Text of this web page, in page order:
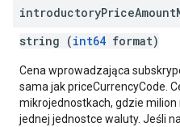
introductoryPriceAmount
string (int64 format)
Cena wprowadzająca
sama jak priceCurrencyCode.
mikrojednostkach, gdzie
jednej jednostce waluty. Jeśli